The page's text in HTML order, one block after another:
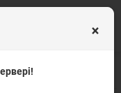
від 1 кг
×